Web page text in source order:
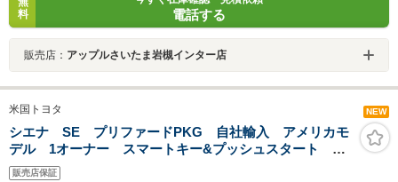
料
電話する
販売店： アップルさいたま岩槻インター店
米国トヨタ NEW
シエナ SE プリファードPKG 自社輸入 アメリカモ
デル 1オーナー スマートキー&プッシュスタート
BSM サンルーフ
販売店保証